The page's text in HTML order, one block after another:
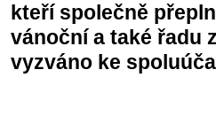
kteří společně
vánoční a také řadu
vyzváno ke